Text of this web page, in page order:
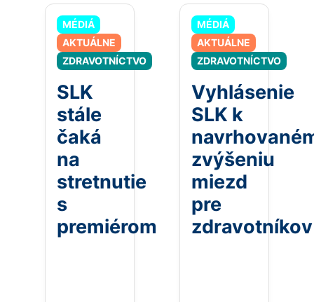
MÉDIÁ
AKTUÁLNE
ZDRAVOTNÍCTVO
SLK
stále
čaká
na
stretnutie
s
premiérom
MÉDIÁ
AKTUÁLNE
ZDRAVOTNÍCTVO
Vyhlásenie
SLK k
zvýšeniu
miezd
pre
zdravotníkov